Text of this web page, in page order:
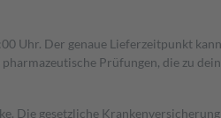
Uhr. Der genaue Lieferzeitpunkt
Prüfungen, die zu
Die gesetzliche